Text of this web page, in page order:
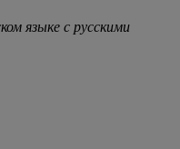
языке с русскими